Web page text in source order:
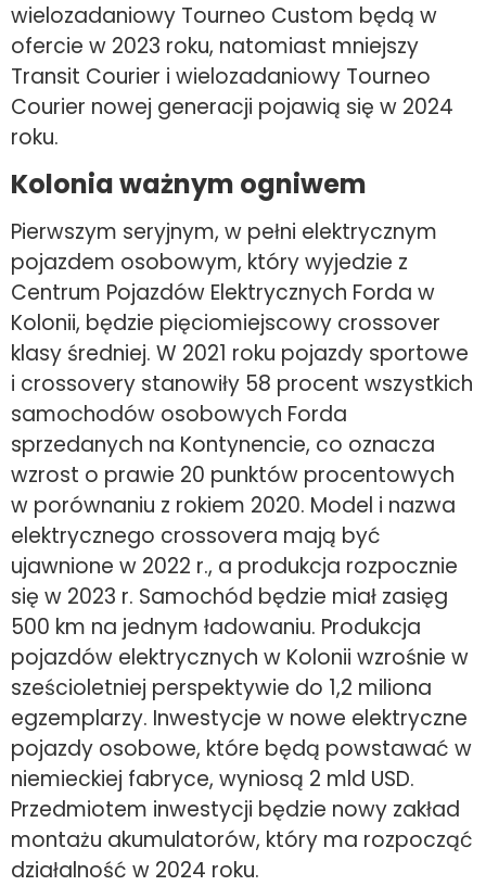
wielozadaniowy Tourneo Custom będą w
ofercie w 2023 roku, natomiast mniejszy
Transit Courier i wielozadaniowy Tourneo
Courier nowej generacji pojawią się w 2024
roku.
Kolonia ważnym ogniwem
Pierwszym seryjnym, w pełni elektrycznym
pojazdem osobowym, który wyjedzie z
Centrum Pojazdów Elektrycznych Forda w
Kolonii, będzie pięciomiejscowy crossover
klasy średniej. W 2021 roku pojazdy sportowe
i crossovery stanowiły 58 procent wszystkich
samochodów osobowych Forda
sprzedanych na Kontynencie, co oznacza
wzrost o prawie 20 punktów procentowych
w porównaniu z rokiem 2020. Model i nazwa
elektrycznego crossovera mają być
ujawnione w 2022 r., a produkcja rozpocznie
się w 2023 r. Samochód będzie miał zasięg
500 km na jednym ładowaniu. Produkcja
pojazdów elektrycznych w Kolonii wzrośnie w
sześcioletniej perspektywie do 1,2 miliona
egzemplarzy. Inwestycje w nowe elektryczne
pojazdy osobowe, które będą powstawać w
niemieckiej fabryce, wyniosą 2 mld USD.
Przedmiotem inwestycji będzie nowy zakład
montażu akumulatorów, który ma rozpocząć
działalność w 2024 roku.